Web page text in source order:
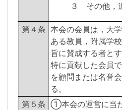
３ その他，
第４条 本会の会員は，大
ある教員，附属学
旨に賛成する者と
特に貢献した会員
を顧問または名誉
る。
第５条 ①本会の運営に当